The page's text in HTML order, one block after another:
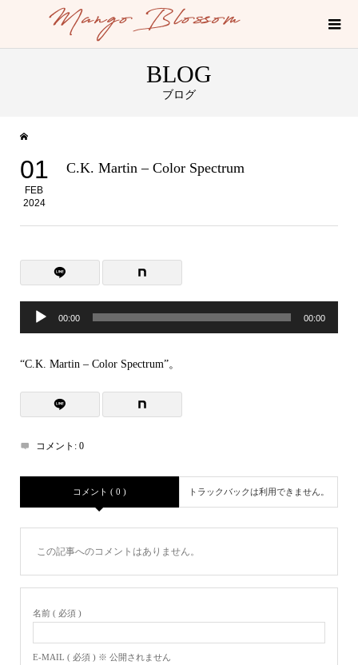
BLOG
ブログ
01
FEB
2024
C.K. Martin – Color Spectrum
声
ー
00:00 00:00
“C.K. Martin – Color Spectrum”。
コメント: 0
コメント ( 0 ) トラックバックは利用できません。
この記事へのコメントはありません。
名前 ( 必須 )
E-MAIL ( 必須 ) ※ 公開されません